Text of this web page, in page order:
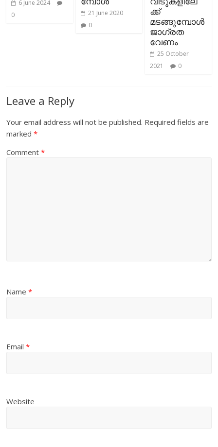
6 June 2024
0
21 June 2020
0
ക്ക്
മടങ്ങുമ്പോള്‍
ജാഗ്രത
വേണം
25 October
2021
0
Leave a Reply
Your email address will not be published. Required fields are
marked*
Comment*
Name*
Email*
Website